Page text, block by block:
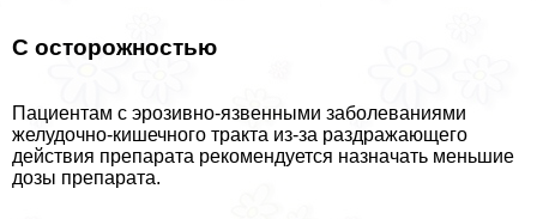
С осторожностью
Пациентам с эрозивно-язвенными заболеваниями
желудочно-кишечного тpaкта из-за раздражающего
действия препарата рекомендуется назначать меньшие
дозы препарата.